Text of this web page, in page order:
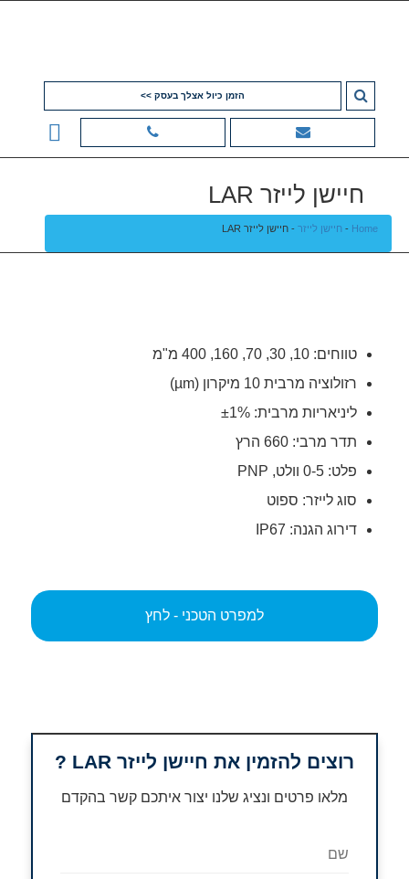
הזמן כיול אצלך בעסק >>
חיישן לייזר LAR
Home
- חיישן לייזר- חיישן לייזר LAR
טווחים: 10, 30, 70, 160, 400 מ"מ
רזולוציה מרבית 10 מיקרון (µm)
ליניאריות מרבית: ±1%
תדר מרבי: 660 הרץ
פלט: 0-5 וולט, PNP
סוג לייזר: ספוט
דירוג הגנה: IP67
למפרט הטכני - לחץ
רוצים להזמין את חיישן לייזר LAR ?
מלאו פרטים ונציג שלנו יצור איתכם קשר בהקדם